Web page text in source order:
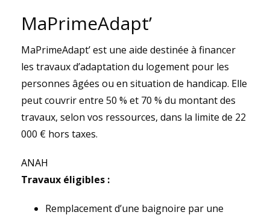
MaPrimeAdapt’
MaPrimeAdapt’ est une aide destinée à financer
les travaux d’adaptation du logement pour les
personnes âgées ou en situation de handicap. Elle
peut couvrir entre 50 % et 70 % du montant des
travaux, selon vos ressources, dans la limite de 22
000 € hors taxes.
ANAH
Travaux éligibles :
Remplacement d’une baignoire par une